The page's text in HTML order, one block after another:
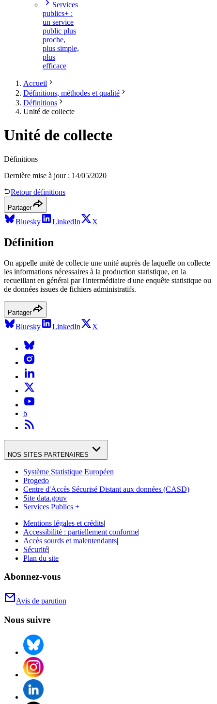
Services
publics+ :
un service
public plus
proche,
plus simple,
plus
efficace
Accueil
Définitions, méthodes et qualité
Définitions
Unité de collecte
Unité de collecte
Définitions
Dernière mise à jour: 14/05/2020
Retour définitions
Partager
Bluesky LinkedIn X
Définition
On appelle unité de collecte une unité auprès de laquelle on collecte
les informations nécessaires à la production statistique, en la
recueillant en général par l'intermédiaire d'une enquête statistique ou
de données issues de fichiers administratifs.
Partager
Bluesky LinkedIn X
b
NOS SITES PARTENAIRES
Système Statistique Européen
Progedo
Centre d'Accès Sécurisé Distant aux données (CASD)
Site data.gouv
Services Publics +
Mentions légales et crédits|
Accessibilité : partiellement conforme|
Accès sourds et malentendants|
Sécurité|
Plan du site
Abonnez-vous
Avis de parution
Nous suivre